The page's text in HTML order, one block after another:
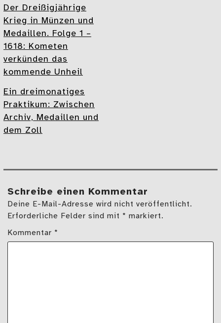
Der Dreißigjährige
Krieg in Münzen und
Medaillen. Folge 1 –
1618: Kometen
verkünden das
kommende Unheil
Ein dreimonatiges
Praktikum: Zwischen
Archiv, Medaillen und
dem Zoll
Schreibe einen Kommentar
Deine E-Mail-Adresse wird nicht veröffentlicht.
Erforderliche Felder sind mit * markiert.
Kommentar *